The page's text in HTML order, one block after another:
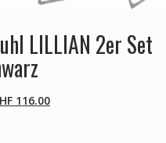
LILLIAN 2er Set
116.00Aktueller